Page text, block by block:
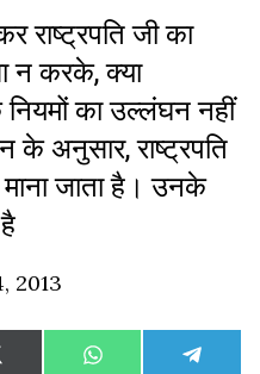
राष्ट्रपति जी का
न करके, क्या
नियमों का उल्लंघन नहीं
के अनुसार, राष्ट्रपति
जाता है। उनके
2013
Share
X
Share
WhatsAppShare